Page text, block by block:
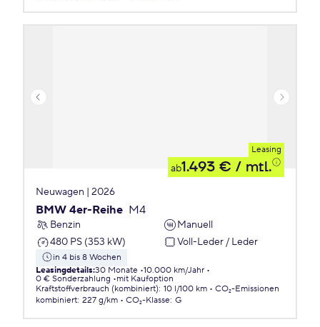
Leasing
ab1.493 € / mtl.
Neuwagen | 2026
BMW 4er-Reihe M4
Benzin
Manuell
480 PS (353 kW)
Voll-Leder / Leder
in 4 bis 8 Wochen
Leasingdetails:30 Monate 10.000 km/Jahr
0 € Sonderzahlung
mit Kaufoption
Kraftstoffverbrauch (kombiniert): 10 l/100 km
CO₂-Emissionen
kombiniert: 227 g/km CO₂-Klasse: G